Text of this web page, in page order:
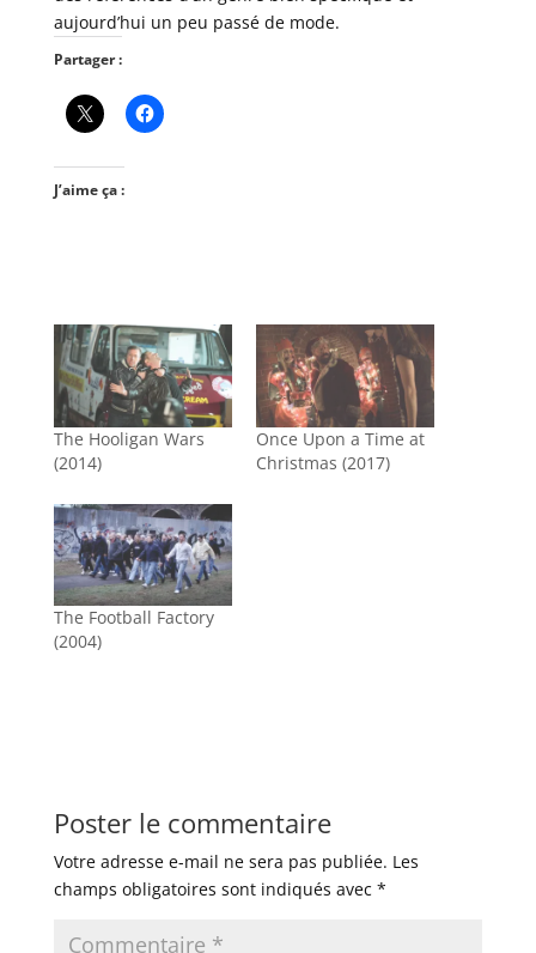
aujourd’hui un peu passé de mode.
Partager :
J’aime ça :
The Hooligan Wars
(2014)
Once Upon a Time at
Christmas (2017)
The Football Factory
(2004)
Poster le commentaire
Votre adresse e-mail ne sera pas publiée. Les
champs obligatoires sont indiqués avec *